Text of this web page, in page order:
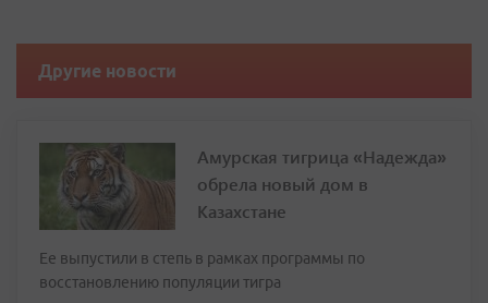
Другие новости
Амурская тигрица «Надежда»
обрела новый дом в
Казахстане
Ее выпустили в степь в рамках программы по
восстановлению популяции тигра